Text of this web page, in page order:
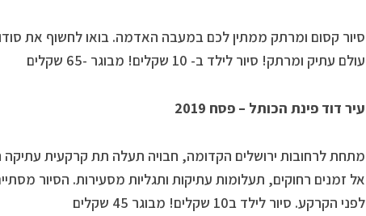
סיור קסום ומרתק ממתין לכם במעבה האדמה. בואו לחשוף את
עולם עתיק ומרתק! סיור לילד ב- 10 שקלים! מבוגר -65 שקלים
עיר דוד פינת הכותל – פסח 2019
מתחת לרחובות ירושלים הקדומה, חבויה תעלה תת קרקעית
אל זמנים רחוקים, תעלומות עתיקות ותגליות מסעירות. הסיור
לפני הקרקע. סיור לילד ב10 שקלים! מבוגר 45 שקלים